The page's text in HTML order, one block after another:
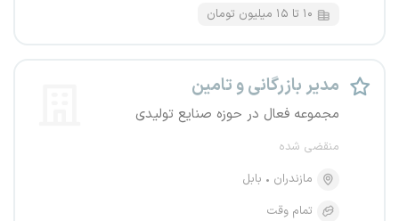
۱۰ تا ۱۵ میلیون تومان
مدیر بازرگانی و تامین
مجموعه فعال در حوزه صنایع تولیدی
منقضی شده
مازندران
بابل
تمام وقت